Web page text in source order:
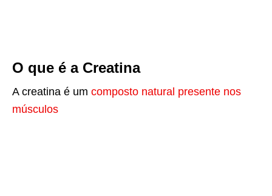
O que é a Creatina
A creatina é um composto natural presente nos
músculos